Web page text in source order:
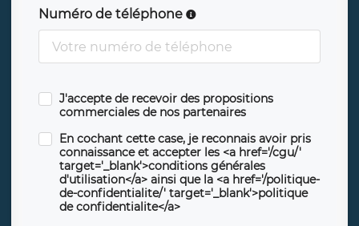
Numéro de téléphone
J'accepte de recevoir des propositions
commerciales de nos partenaires
En cochant cette case, je reconnais avoir pris
connaissance et accepter les <a href='/cgu/'
target='_blank'>conditions générales
d'utilisation</a> ainsi que la <a href='/politique-
de-confidentialite/' target='_blank'>politique
de confidentialite</a>